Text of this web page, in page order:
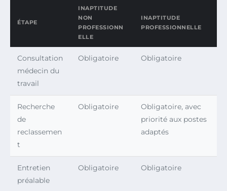
ÉTAPE
INAPTITUDE
NON
PROFESSIONN
ELLE
INAPTITUDE
PROFESSIONNELLE
Consultation
médecin du
travail
Obligatoire Obligatoire
Recherche
de
reclassemen
t
Obligatoire
Obligatoire, avec
priorité aux postes
adaptés
Entretien
préalable
Obligatoire Obligatoire